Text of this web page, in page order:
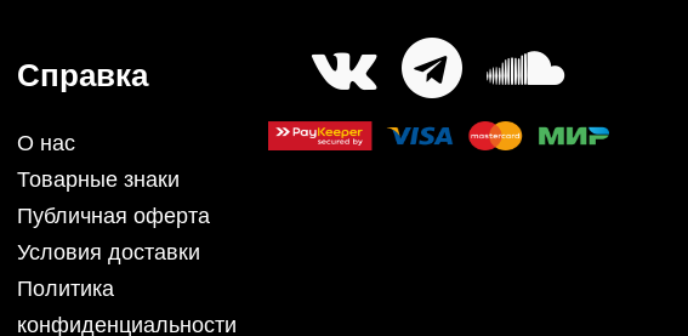
Справка
О нас
Товарные знаки
Публичная оферта
Условия доставки
Политика
конфиденциальности